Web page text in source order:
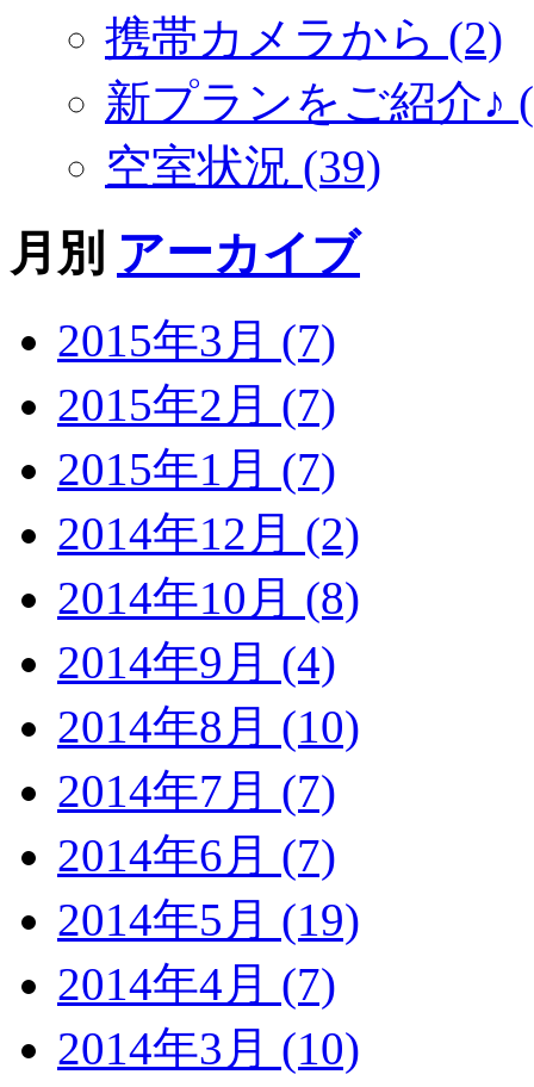
携帯カメラから (2)
新プランをご紹介♪
空室状況 (39)
月別 アーカイブ
2015年3月 (7)
2015年2月 (7)
2015年1月 (7)
2014年12月 (2)
2014年10月 (8)
2014年9月 (4)
2014年8月 (10)
2014年7月 (7)
2014年6月 (7)
2014年5月 (19)
2014年4月 (7)
2014年3月 (10)